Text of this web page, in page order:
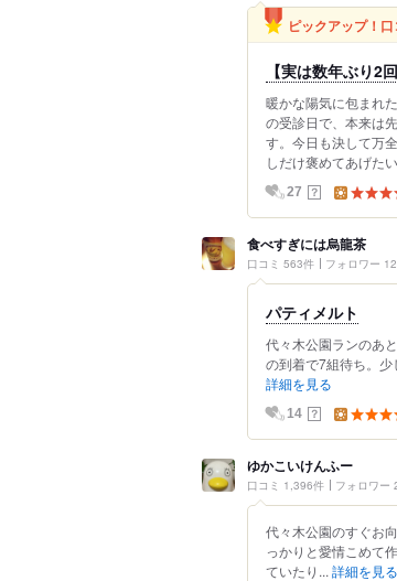
ピックアップ！口
【実は数年ぶり2
暖かな陽気に包まれ
の受診日で、本来は
す。今日も決して万
しだけ褒めてあげた
27 ？
食べすぎには烏龍茶
口コミ 563件 フォロワー
パティメルト
代々木公園ランのあ
の到着で7組待ち。
詳細を見る
14 ？
ゆかこいけんふー
口コミ 1,396件 フォロワー
代々木公園のすぐお
っかりと愛情こめて
ていたり... 詳細を見る